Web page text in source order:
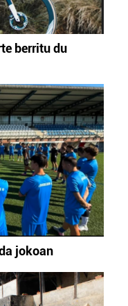
berritu du
jokoan